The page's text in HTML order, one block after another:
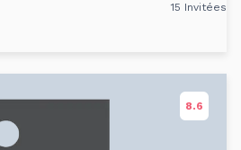
15 Invitées
8.6